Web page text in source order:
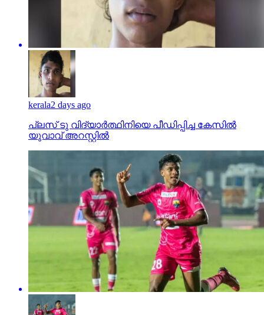
kerala2 days ago
പ്ലസ് ടു വിദ്യാര്‍ത്ഥിനിയെ പീഡിപ്പിച്ച കേസില്‍
യുവാവ് അറസ്റ്റില്‍